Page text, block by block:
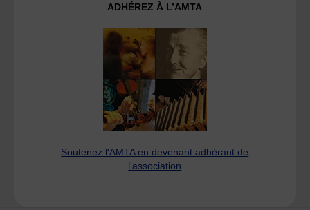
ADHÉREZ À L’AMTA
Soutenez l'AMTA en devenant adhérant de
l'association